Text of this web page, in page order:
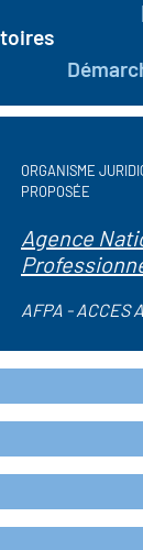
ORGANISME
PROPOSÉE
Agence
AFPA - ACCES